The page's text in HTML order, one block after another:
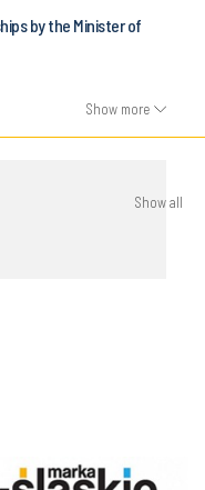
by the Minister of
Show more
Show all